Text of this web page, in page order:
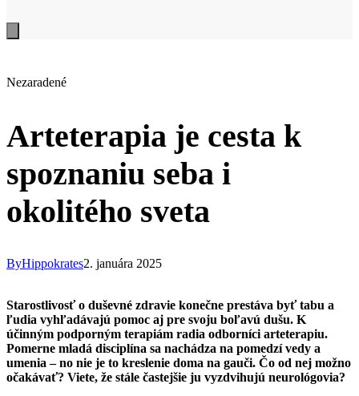
Nezaradené
Arteterapia je cesta k
spoznaniu seba i
okolitého sveta
ByHippokrates2. januára 2025
Starostlivosť o duševné zdravie konečne prestáva byť tabu a
ľudia vyhľadávajú pomoc aj pre svoju boľavú dušu. K
účinným podporným terapiám radia odborníci arteterapiu.
Pomerne mladá disciplína sa nachádza na pomedzí vedy a
umenia – no nie je to kreslenie doma na gauči. Čo od nej možno
očakávať? Viete, že stále častejšie ju vyzdvihujú neurológovia?